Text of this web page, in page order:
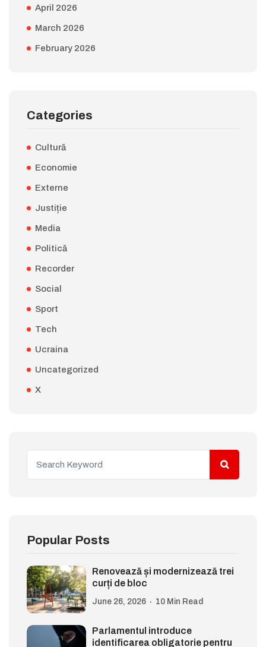
April 2026
March 2026
February 2026
Categories
Cultură
Economie
Externe
Justiție
Media
Politică
Recorder
Social
Sport
Tech
Ucraina
Uncategorized
X
Popular Posts
Renovează și modernizează trei
curți de bloc
June 26, 2026 10 Min Read
Parlamentul introduce
identificarea obligatorie pentru